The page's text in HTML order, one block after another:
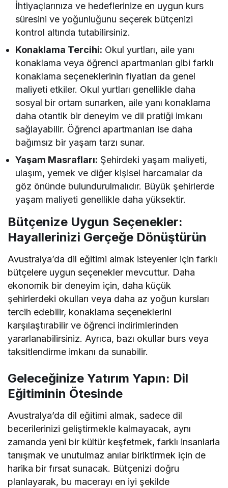
İhtiyaçlarınıza ve hedeflerinize en uygun kurs
süresini ve yoğunluğunu seçerek bütçenizi
kontrol altında tutabilirsiniz.
Konaklama Tercihi: Okul yurtları, aile yanı
konaklama veya öğrenci apartmanları gibi farklı
konaklama seçeneklerinin fiyatları da genel
maliyeti etkiler. Okul yurtları genellikle daha
sosyal bir ortam sunarken, aile yanı konaklama
daha otantik bir deneyim ve dil pratiği imkanı
sağlayabilir. Öğrenci apartmanları ise daha
bağımsız bir yaşam tarzı sunar.
Yaşam Masrafları: Şehirdeki yaşam maliyeti,
ulaşım, yemek ve diğer kişisel harcamalar da
göz önünde bulundurulmalıdır. Büyük şehirlerde
yaşam maliyeti genellikle daha yüksektir.
Bütçenize Uygun Seçenekler:
Hayallerinizi Gerçeğe Dönüştürün
Avustralya’da dil eğitimi almak isteyenler için farklı
bütçelere uygun seçenekler mevcuttur. Daha
ekonomik bir deneyim için, daha küçük
şehirlerdeki okulları veya daha az yoğun kursları
tercih edebilir, konaklama seçeneklerini
karşılaştırabilir ve öğrenci indirimlerinden
yararlanabilirsiniz. Ayrıca, bazı okullar burs veya
taksitlendirme imkanı da sunabilir.
Geleceğinize Yatırım Yapın: Dil
Eğitiminin Ötesinde
Avustralya’da dil eğitimi almak, sadece dil
becerilerinizi geliştirmekle kalmayacak, aynı
zamanda yeni bir kültür keşfetmek, farklı insanlarla
tanışmak ve unutulmaz anılar biriktirmek için de
harika bir fırsat sunacak. Bütçenizi doğru
planlayarak, bu macerayı en iyi şekilde